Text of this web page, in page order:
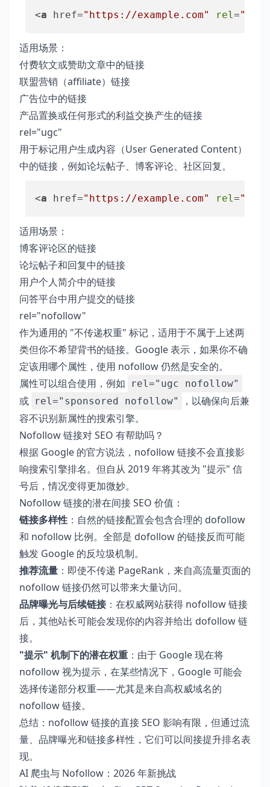
<a href="https://example.com" rel=
适用场景：
付费软文或赞助文章中的链接
联盟营销（affiliate）链接
广告位中的链接
产品置换或任何形式的利益交换产生的链接
rel="ugc"
用于标记用户生成内容（User Generated Content）
中的链接，例如论坛帖子、博客评论、社区回复。
<a href="https://example.com" rel="ugc"
适用场景：
博客评论区的链接
论坛帖子和回复中的链接
用户个人简介中的链接
问答平台中用户提交的链接
rel="nofollow"
作为通用的 "不传递权重" 标记，适用于不属于上述两
类但你不希望背书的链接。Google 表示，如果你不确
定该用哪个属性，使用 nofollow 仍然是安全的。
属性可以组合使用，例如
rel="ugc nofollow"
或 rel="sponsored nofollow"
，以确保向后兼
容不识别新属性的搜索引擎。
Nofollow 链接对 SEO 有帮助吗？
根据 Google 的官方说法，nofollow 链接不会直接影
响搜索引擎排名。但自从 2019 年将其改为 "提示" 信
号后，情况变得更加微妙。
Nofollow 链接的潜在间接 SEO 价值：
链接多样性 ：自然的链接配置会包含合理的 dofollow
和 nofollow 比例。全部是 dofollow 的链接反而可能
触发 Google 的反垃圾机制。
推荐流量 ：即使不传递 PageRank，来自高流量页面的
nofollow 链接仍然可以带来大量访问。
品牌曝光与后续链接：在权威网站获得 nofollow 链接
后，其他站长可能会发现你的内容并给出 dofollow 链
接。
"提示" 机制下的潜在权重 ：由于 Google 现在将
nofollow 视为提示，在某些情况下，Google 可能会
选择传递部分权重——尤其是来自高权威域名的
nofollow 链接。
总结：nofollow 链接的直接 SEO 影响有限，但通过流
量、品牌曝光和链接多样性，它们可以间接提升排名表
现。
AI 爬虫与 Nofollow：2026 年新挑战